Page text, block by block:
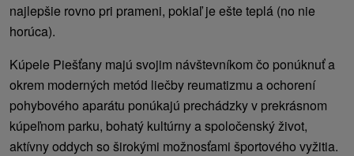
najlepšie rovno pri prameni, pokiaľ je ešte teplá (no nie
horúca).
Kúpele Piešťany majú svojim návštevníkom čo ponúknuť a
okrem moderných metód liečby reumatizmu a ochorení
pohybového aparátu ponúkajú prechádzky v prekrásnom
kúpeľnom parku, bohatý kultúrny a spoločenský život,
aktívny oddych so širokými možnosťami športového vyžitia.